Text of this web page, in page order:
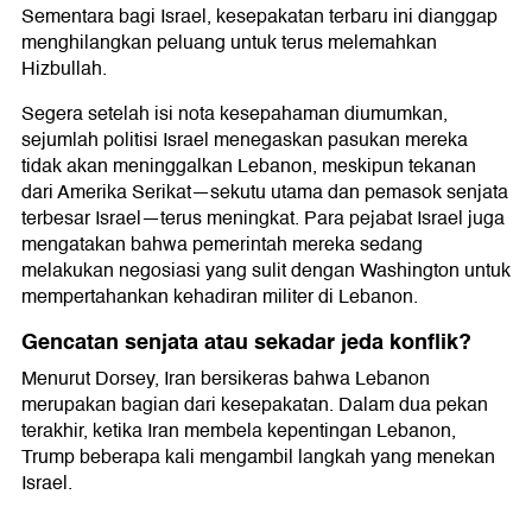
Sementara bagi Israel, kesepakatan terbaru ini dianggap
menghilangkan peluang untuk terus melemahkan
Hizbullah.
Segera setelah isi nota kesepahaman diumumkan,
sejumlah politisi Israel menegaskan pasukan mereka
tidak akan meninggalkan Lebanon, meskipun tekanan
dari Amerika Serikat—sekutu utama dan pemasok senjata
terbesar Israel—terus meningkat. Para pejabat Israel juga
mengatakan bahwa pemerintah mereka sedang
melakukan negosiasi yang sulit dengan Washington untuk
mempertahankan kehadiran militer di Lebanon.
Gencatan senjata atau sekadar jeda konflik?
Menurut Dorsey, Iran bersikeras bahwa Lebanon
merupakan bagian dari kesepakatan. Dalam dua pekan
terakhir, ketika Iran membela kepentingan Lebanon,
Trump beberapa kali mengambil langkah yang menekan
Israel.